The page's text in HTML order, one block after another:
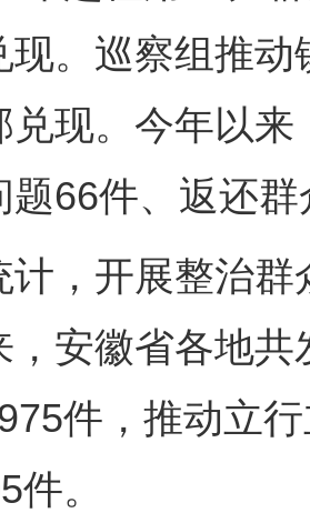
现。巡察组推
兑现。今年以
题66件、返还
开展整治群
，安徽省各地
件，推动立
。